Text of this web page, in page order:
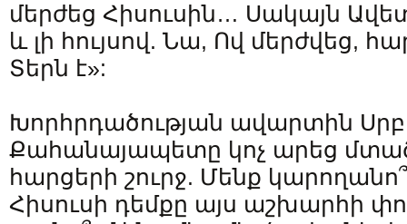
մերժեց Հիսուսին… Սակայն
և լի հույսով. Նա, Ով մերժվեց,
Տերն է»:
Խորհրդածության ավարտին
Քահանայապետը կոչ արեց
հարցերի շուրջ. Մենք
Հիսուսի դեմքը այս աշխարհի